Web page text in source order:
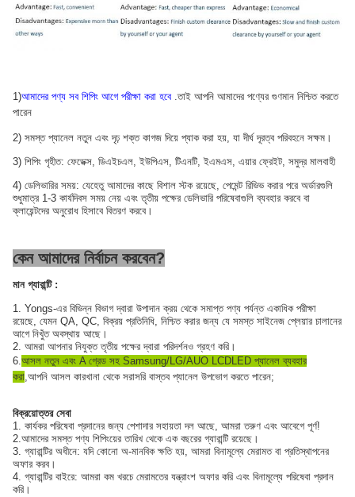
1)আমাদের পণ্য সব শিপিং আগে পরীক্ষা করা হবে .তাই আপনি আমাদের পণ্যের গুণমান নিশ্চিত করতে
পারেন
2) সমস্ত প্যানেল নতুন এবং দৃঢ় শক্ত কাগজ দিয়ে প্যাক করা হয়, যা দীর্ঘ দূরত্ব পরিবহনে সক্ষম।
3) শিপিং গৃহীত: ফেডেক্স, ডিএইচএল, ইউপিএস, টিএনটি, ইএমএস, এয়ার ফ্রেইট, সমুদ্র মালবাহী
4) ডেলিভারির সময়: যেহেতু আমাদের কাছে বিশাল স্টক রয়েছে, পেমেন্ট রিভিভ করার পরে অর্ডারগুলি
শুধুমাত্র 1-3 কার্যদিবস সময় নেয় এবং তৃতীয় পক্ষের ডেলিভারি পরিষেবাগুলি ব্যবহার করবে বা
ক্লায়েন্টদের অনুরোধ হিসাবে বিতরণ করবে।
কেন আমাদের নির্বাচন করবেন?
মান গ্যারান্টি :
1. Yongs-এর বিভিন্ন বিভাগ দ্বারা উপাদান ক্রয় থেকে সমাপ্ত পণ্য পর্যন্ত একাধিক পরীক্ষা
রয়েছে, যেমন QA, QC, বিক্রয় প্রতিনিধি, নিশ্চিত করার জন্য যে সমস্ত সাইনেজ প্লেয়ার চালানের
আগে নিখুঁত অবস্থায় আছে।
2. আমরা আপনার নিযুক্ত তৃতীয় পক্ষের দ্বারা পরিদর্শনও গ্রহণ করি।
6.আসল নতুন এবং A গ্রেড সহ Samsung/LG/AUO LCDLED প্যানেল ব্যবহার
করা,আপনি আসল কারখানা থেকে সরাসরি বাস্তব প্যানেল উপভোগ করতে পারেন;
বিক্রয়োত্তর সেবা
1. কার্যকর পরিষেবা প্রদানের জন্য পেশাদার সহায়তা দল আছে, আমরা তরুণ এবং আবেগে পূর্ণ!
2.আমাদের সমস্ত পণ্য শিপিংয়ের তারিখ থেকে এক বছরের গ্যারান্টি রয়েছে।
3. গ্যারান্টির অধীনে: যদি কোনো অ-মানবিক ক্ষতি হয়, আমরা বিনামূল্যে মেরামত বা প্রতিস্থাপনের
অফার করব।
4. গ্যারান্টির বাইরে: আমরা কম খরচে মেরামতের যন্ত্রাংশ অফার করি এবং বিনামূল্যে পরিষেবা প্রদান
করি।